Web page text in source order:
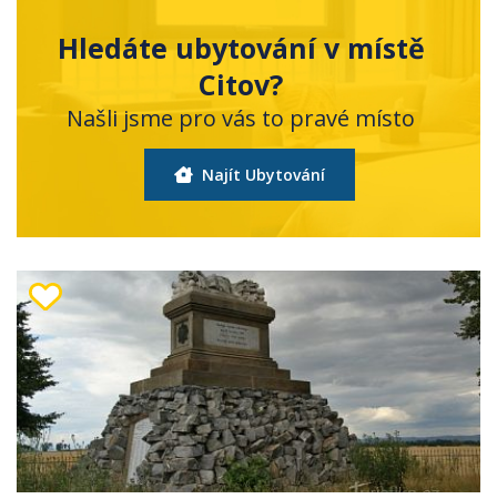
Hledáte ubytování v místě
Citov?
Našli jsme pro vás to pravé místo
Najít Ubytování